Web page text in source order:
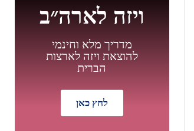
ויזה לארה״ב
מדריך מלא וחינמי
להוצאת ויזה לארצות
הברית
לחץ כאן